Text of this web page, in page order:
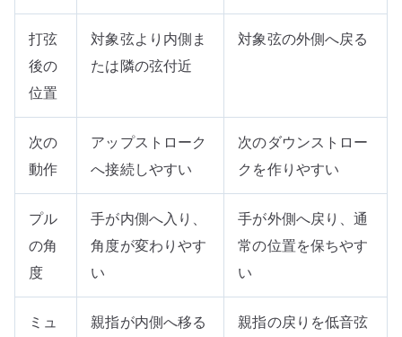
打弦
後の
位置
対象弦より内側ま
たは隣の弦付近
対象弦の外側へ戻る
次の
動作
アップストローク
へ接続しやすい
次のダウンストロー
クを作りやすい
プル
の角
度
手が内側へ入り、
角度が変わりやす
い
手が外側へ戻り、通
常の位置を保ちやす
い
ミュ 親指が内側へ移る 親指の戻りを低音弦